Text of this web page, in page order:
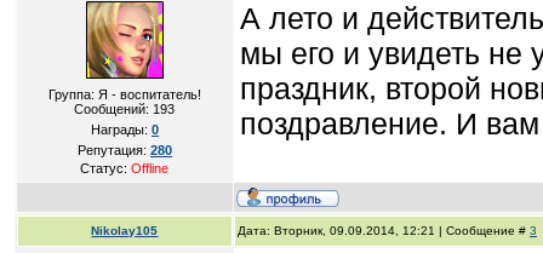
Группа: Я - воспитатель!
Сообщений: 193
Награды: 0
Репутация: 280
Статус:Offline
А лето и
мы его и увидеть не
праздник, второй
поздравление. И
Nikolay105 Дата: Вторник, 09.09.2014, 12:21 | Сообщение # 3